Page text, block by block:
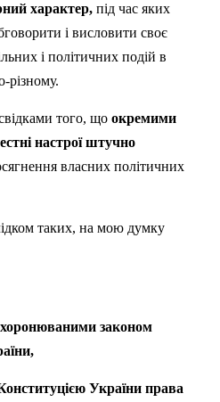
характер, під час яких
і висловити своє
і політичних подій в
різному.
того, що окремими
настрої штучно
власних політичних
таких, на мою думку
законом
України права